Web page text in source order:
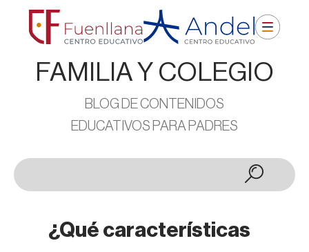
FAMILIA Y COLEGIO
BLOG DE CONTENIDOS
EDUCATIVOS PARA PADRES
¿Qué características